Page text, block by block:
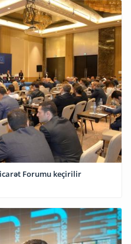
Forumu keçirilir